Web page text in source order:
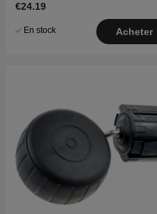
€24.19
En stock Acheter